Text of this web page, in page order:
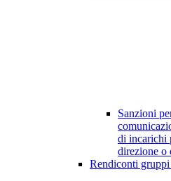
Sanzioni
di incarichi
direzione o
Rendiconti